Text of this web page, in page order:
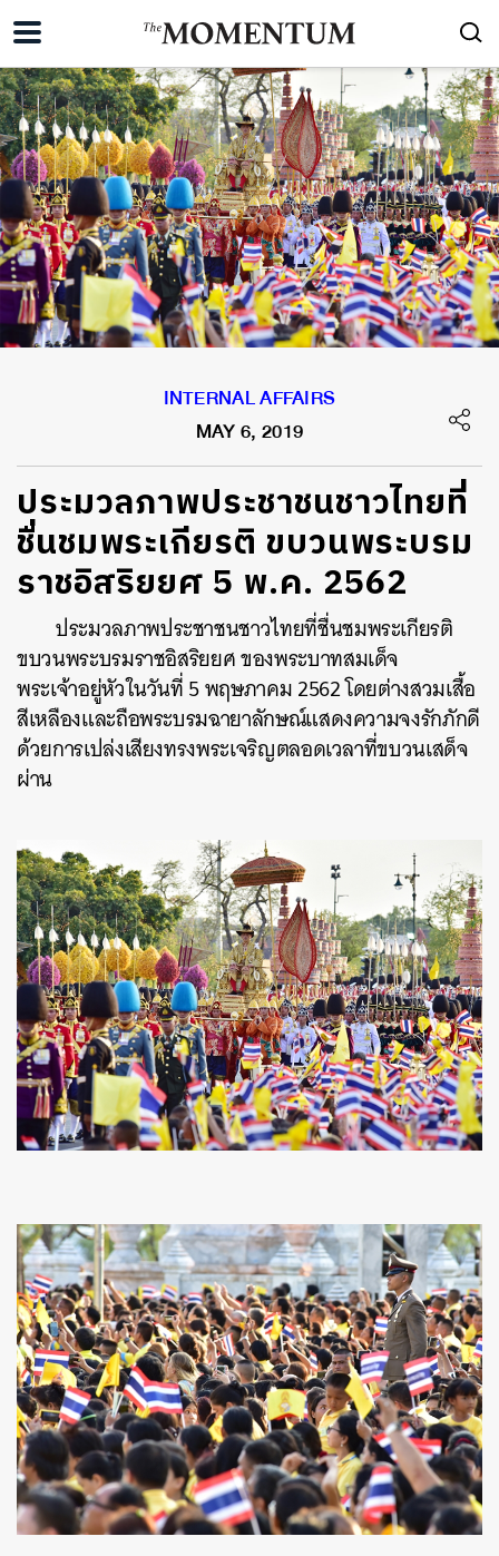
INTERNAL AFFAIRS
MAY 6, 2019
ประมวลภาพประชาชนชาวไทยที่
ชื่นชมพระเกียรติ ขบวนพระบรม
ราชอิสริยยศ 5 พ.ค. 2562
ประมวลภาพประชาชนชาวไทยที่ชื่นชมพระเกียรติ
ขบวนพระบรมราชอิสริยยศของพระบาทสมเด็จ
พระเจ้าอยู่หัวในวันที่5พฤษภาคม2562โดยต่างสวมเสื้อ
สีเหลืองและถือพระบรมฉายาลักษณ์แสดงความจงรักภักดี
ด้วยการเปล่งเสียงทรงพระเจริญตลอดเวลาที่ขบวนเสด็จ
ผ่าน